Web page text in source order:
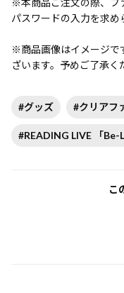
※本商品ご注文の際、フ
パスワードの入力を求め
※商品画像はイメージで
ざいます。予めご了承く
#グッズ #クリアフ
#READING LIVE 「Be-
こ